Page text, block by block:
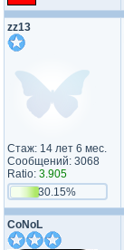
zz13
Стаж: 14 лет 6 мес.
Сообщений: 3068
Ratio: 3.905
30.15%
CoNoL